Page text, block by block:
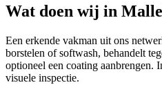
Wat doen wij in Malle
Een erkende vakman uit ons
borstelen of softwash, behandelt
optioneel een coating aanbrengen.
visuele inspectie.